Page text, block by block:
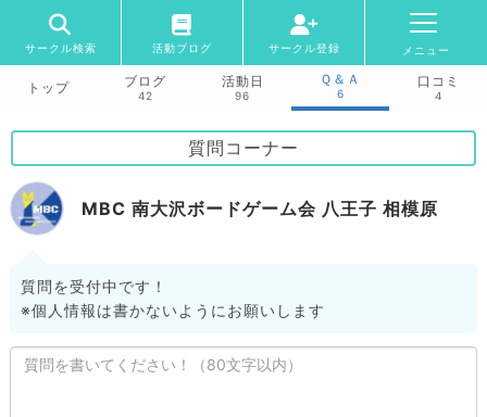
サークル検索 活動ブログ サークル登録 メニュー
トップ ブログ
42
活動日
96
Ｑ＆Ａ
6
口コミ
4
質問コーナー
MBC 南大沢ボードゲーム会 八王子 相模原
質問を受付中です！
※個人情報は書かないようにお願いします